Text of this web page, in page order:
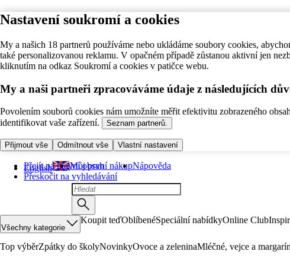
Nastavení soukromí a cookies
My a našich 18 partnerů používáme nebo ukládáme soubory cookies,
také personalizovanou reklamu. V opačném případě zůstanou aktivní jen
kliknutím na odkaz Soukromí a cookies v patičce webu.
My a naši partneři zpracováváme údaje z následujících
Povolením souborů cookies nám umožníte měřit efektivitu zobrazeného
identifikovat vaše zařízení.
Seznam partnerů.
Přijmout vše Odmítnout vše Vlastní nastavení
Přejít na hlavní obsah
Přeskočit na vyhledávání
English Můj první nákupNápověda
Všechny kategorie
Koupit teďOblíbenéSpeciální nabídkyOnline Club
Top výběrZpátky do školyNovinkyOvoce a zeleninaMléčné, vejce a